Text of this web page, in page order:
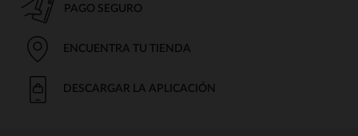
PAGO SEGURO
ENCUENTRA TU TIENDA
DESCARGAR LA APLICACIÓN